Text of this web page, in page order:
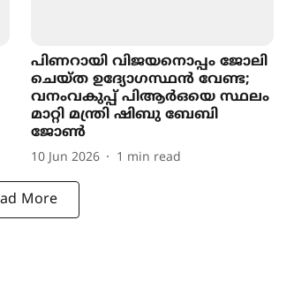
പിണറായി വിജയനൊപ്പം ജോലി
ചെയ്ത ഉദ‍്യോഗസ്ഥൻ വേണ്ട;
വനംവകുപ്പ് പിആർഒയെ സ്ഥലം
മാറ്റി മന്ത്രി ഷിബു ബേബി
ജോൺ
10 Jun 2026 1 min read
More